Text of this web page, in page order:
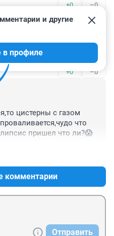
+0 –0
таким мэром город наш
+0 –0
и другие
в профиле
цистерны с газом
что
пришел что ли?😱
комментарии
Отправить